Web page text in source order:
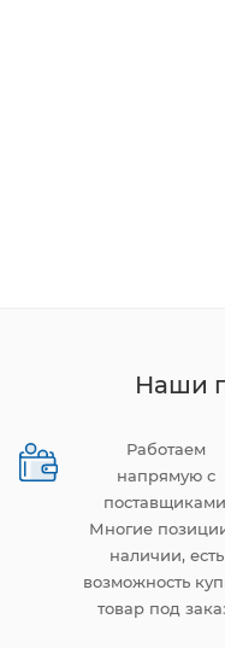
Наши
Работаем
напрямую с
Многие
наличии, есть
возможность
товар под